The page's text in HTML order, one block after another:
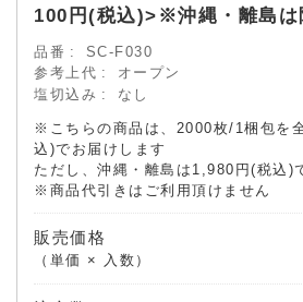
100円(税込)>※沖縄・離島は
品番
SC-F030
参考上代
オープン
塩切込み
なし
※こちらの商品は、2000枚/1梱包を
込)でお届けします
ただし、沖縄・離島は1,980円(税込)
※商品代引きはご利用頂けません
販売価格
（単価 × 入数）